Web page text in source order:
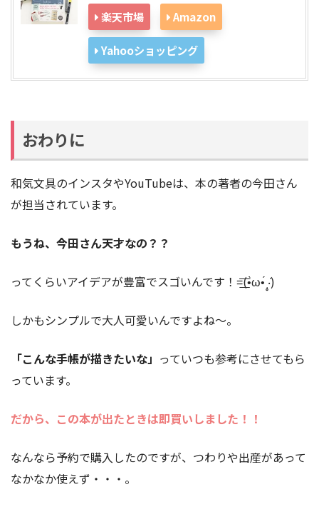
楽天市場 Amazon
Yahooショッピング
おわりに
和気文具のインスタやYouTubeは、本の著者の今田さん
が担当されています。
もうね、今田さん天才なの？？
ってくらいアイデアが豊富でスゴいんです！=͟͟͞͞(•̀ω•́ ‧̣̥̇)
しかもシンプルで大人可愛いんですよね〜。
「こんな手帳が描きたいな」 っていつも参考にさせてもら
っています。
だから、この本が出たときは即買いしました！！
なんなら予約で購入したのですが、つわりや出産があって
なかなか使えず・・・。